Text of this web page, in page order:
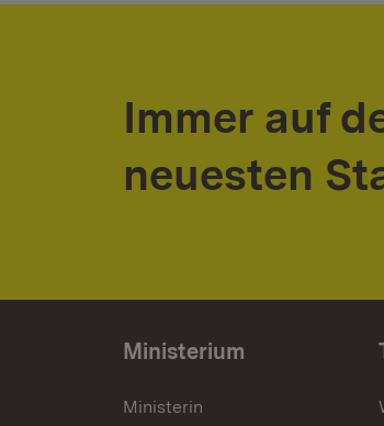
Immer auf
neuesten
Ministerium
Ministerin